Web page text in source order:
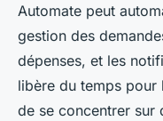
Automate peut
gestion des
dépenses, et les
libère du temps pour
de se concentrer sur